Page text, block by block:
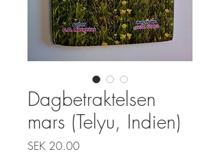
Dagbetraktelsen
mars (Telyu, Indien)
SEK 20.00Price